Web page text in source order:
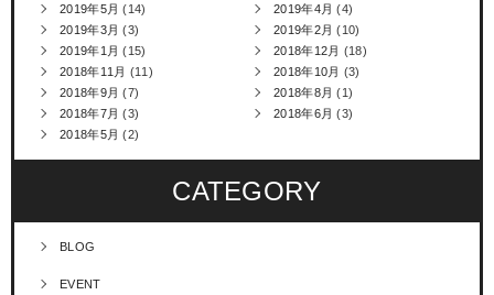
2019年5月 (14) 2019年4月 (4)
2019年3月 (3) 2019年2月 (10)
2019年1月 (15) 2018年12月 (18)
2018年11月 (11) 2018年10月 (3)
2018年9月 (7) 2018年8月 (1)
2018年7月 (3) 2018年6月 (3)
2018年5月 (2)
CATEGORY
BLOG
EVENT